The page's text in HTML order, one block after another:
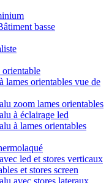
basse
lames orientables vue de
zoom lames orientables
à éclairage led
à lames orientables
led et stores verticaux
et stores screen
avec stores lateraux